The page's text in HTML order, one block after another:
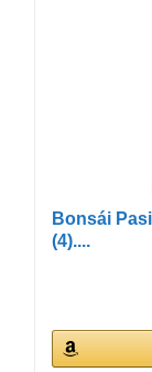
Bonsái
(4)....